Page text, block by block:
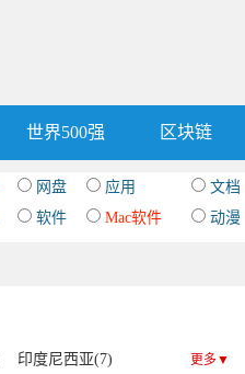
世界500强 区块链
网盘 应用 文档
软件 Mac软件 动漫
印度尼西亚(7)
更多▼